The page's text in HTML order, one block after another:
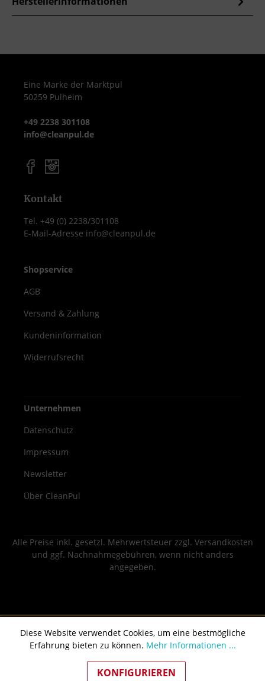
Eine Marke der Marktpul
50259 Pulheim
+49 2238 301108
info@cleanpul.de
Kontakt
Tel. +49 (0) 2238/301108
E-Mail-Adresse info@cleanpul.de
Shopservice
AGB
Versand & Zahlung
Kundeninformation
Widerrufsrecht
Unternehmen
Datenschutz
Impressum
Newsletter
Über CleanPul
Alle Preise inkl. gesetzl. Mehrwertsteuer zzgl. Versandkosten
und ggf. Nachnahmegebühren, wenn nicht anders
angegeben.
Diese Website verwendet Cookies, um eine bestmögliche
Erfahrung bieten zu können. Mehr Informationen ...
KONFIGURIEREN